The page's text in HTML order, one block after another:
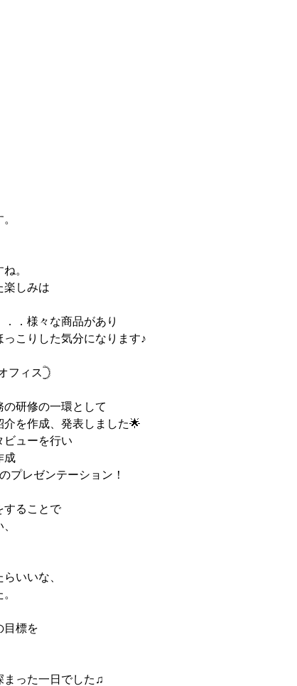
。
楽しみは
．様々な商品があり
こりした気分になります♪
フィス𓊇
研修の一環として
を作成、発表しました🌟
ビューを行い
成
プレゼンテーション！
することで
いいな、
目標を
まった一日でした♫